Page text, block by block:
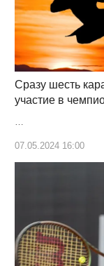
Сразу шесть
участие в
…
07.05.2024 16:00